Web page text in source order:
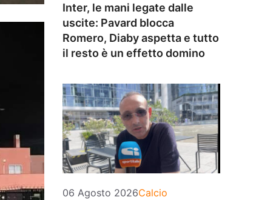
Inter, le mani legate dalle
uscite: Pavard blocca
Romero, Diaby aspetta e tutto
il resto è un effetto domino
06 Agosto 2026Categorie
Calcio